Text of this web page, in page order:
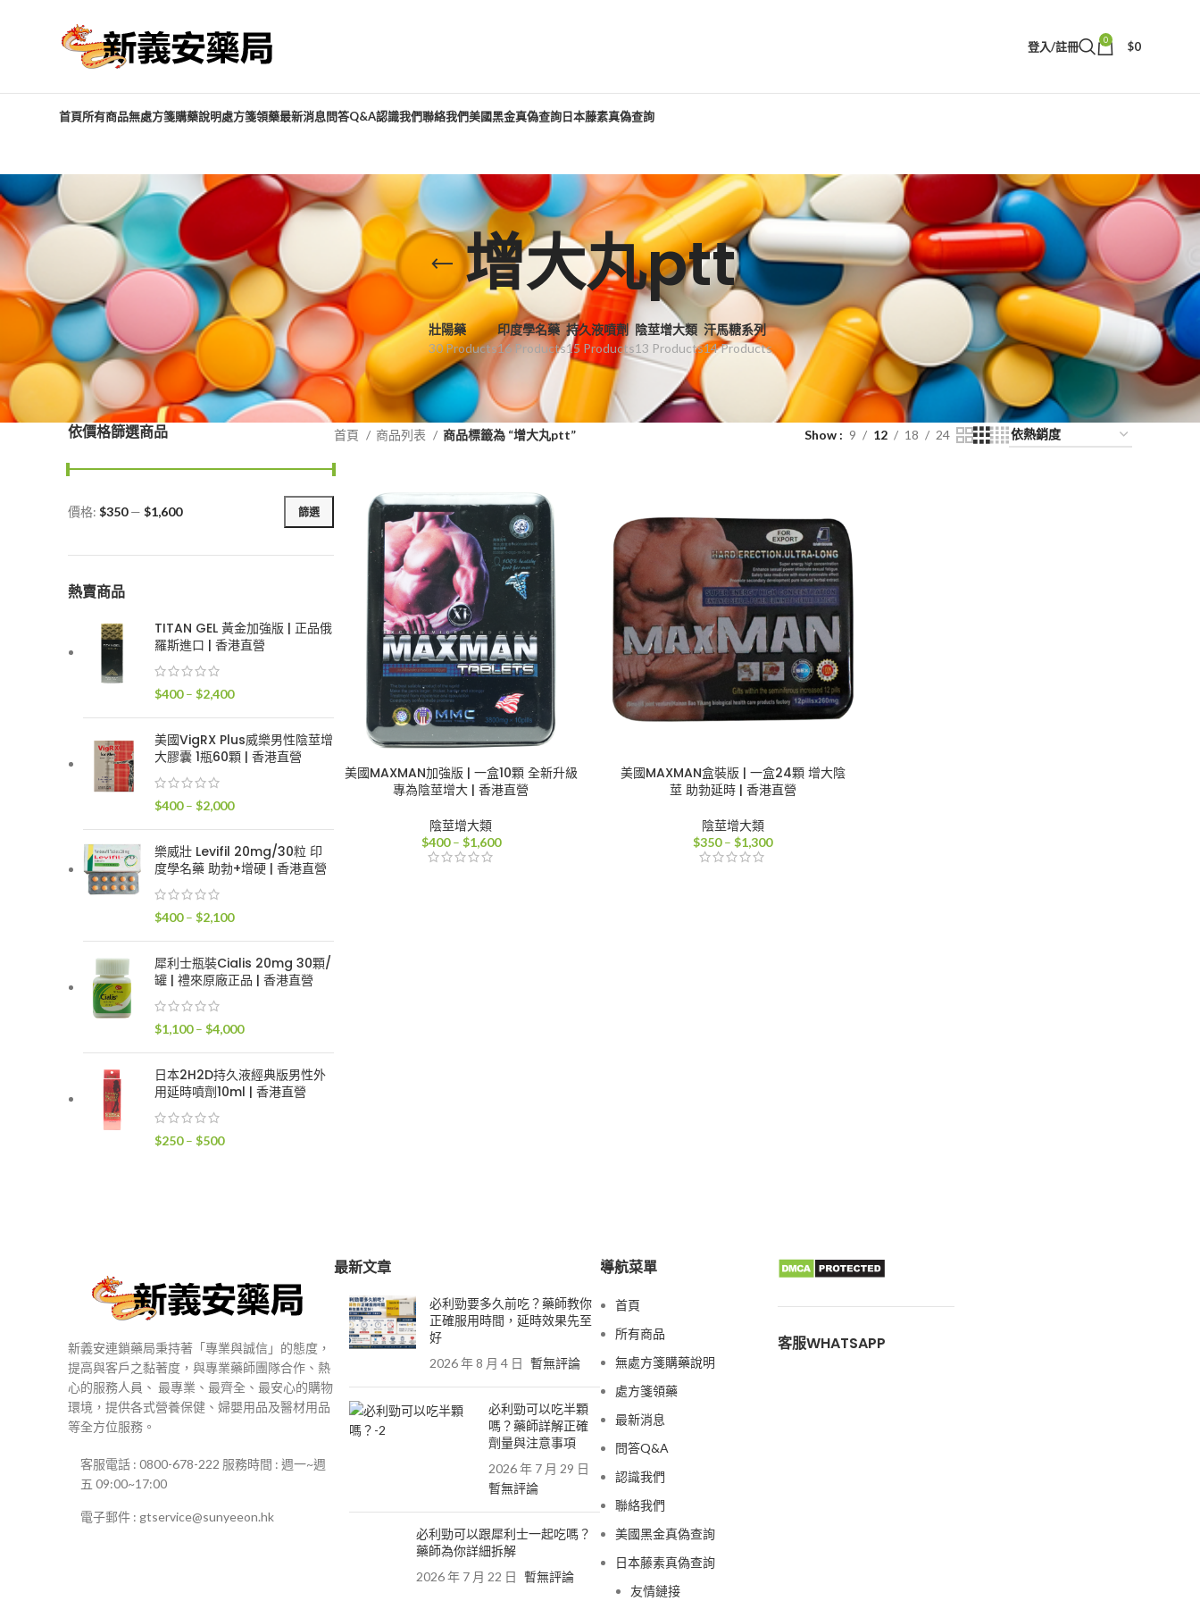
登入/註冊 0 $0
首頁所有商品無處方箋購藥說明處方箋領藥最新消息問答Q&A認識我們聯絡我們美國黑金真偽查詢日本藤素真偽查詢
增大丸ptt
壯陽藥
30 Products
印度學名藥
16 Products
持久液噴劑
15 Products
陰莖增大類
13 Products
汗馬糖系列
14 Products
依價格篩選商品
最
價
最
價
篩選
價格: $350— $1,600
熱賣商品
TITAN GEL 黃金加強版 | 正品俄
羅斯進口 | 香港直營
$400 – $2,400價
圍：
$2,400
美國VigRX Plus威樂男性陰莖增
大膠囊 1瓶60顆 | 香港直營
$400 – $2,000價
範
圍：
$2,000
樂威壯 Levifil 20mg/30粒 印
度學名藥 助勃+增硬 | 香港直營
$400 – $2,100價
範
圍：
$2,100
犀利士瓶裝Cialis 20mg 30顆/
罐 | 禮來原廠正品 | 香港直營
$1,100 – $4,000價
範
圍：
日本2H2D持久液經典版男性外
用延時噴劑10ml | 香港直營
$250 – $500價
首頁 商品列表 商品標籤為 “增大丸ptt” Show 9 12 18 24
美國MAXMAN加強版 | 一盒10顆 全新升級
專為陰莖增大 | 香港直營
陰莖增大類
$400 – $1,600價
美國MAXMAN盒裝版 | 一盒24顆 增大陰
莖 助勃延時 | 香港直營
陰莖增大類
$350 – $1,300價
新義安連鎖藥局秉持著「專業與誠信」的態度，
提高與客戶之黏著度，與專業藥師團隊合作、熱
心的服務人員、 最專業、最齊全、最安心的購物
環境，提供各式營養保健、婦嬰用品及醫材用品
等全方位服務。
客服電話 : 0800-678-222 服務時間 : 週一~週
五 09:00~17:00
電子郵件 : gtservice@sunyeeon.hk
最新文章
必利勁要多久前吃？藥師教你
正確服用時間，延時效果先至
好
2026 年 8 月 4 日 暫無評論
必利勁可以吃半顆
嗎？藥師詳解正確
劑量與注意事項
2026 年 7 月 29 日
暫無評論
必利勁可以跟犀利士一起吃嗎？
藥師為你詳細拆解
2026 年 7 月 22 日 暫無評論
導航菜單
首頁
所有商品
無處方箋購藥說明
處方箋領藥
最新消息
問答Q&A
認識我們
聯絡我們
美國黑金真偽查詢
日本藤素真偽查詢
友情鏈接
客服WHATSAPP